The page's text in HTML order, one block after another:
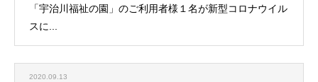
「宇治川福祉の園」のご利用者様１名が新型コロナウイル
スに...
2020.09.13